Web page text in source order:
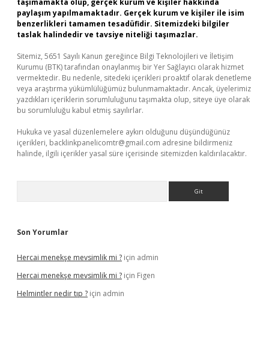
taşımamakta olup, gerçek kurum ve kişiler hakkında
paylaşım yapılmamaktadır. Gerçek kurum ve kişiler ile isim
benzerlikleri tamamen tesadüfidir. Sitemizdeki bilgiler
taslak halindedir ve tavsiye niteliği taşımazlar.
Sitemiz, 5651 Sayılı Kanun gereğince Bilgi Teknolojileri ve İletişim
Kurumu (BTK) tarafından onaylanmış bir Yer Sağlayıcı olarak hizmet
vermektedir. Bu nedenle, sitedeki içerikleri proaktif olarak denetleme
veya araştırma yükümlülüğümüz bulunmamaktadır. Ancak, üyelerimiz
yazdıkları içeriklerin sorumluluğunu taşımakta olup, siteye üye olarak
bu sorumluluğu kabul etmiş sayılırlar.
Hukuka ve yasal düzenlemelere aykırı olduğunu düşündüğünüz
içerikleri, backlinkpanelicomtr@gmail.com adresine bildirmeniz
halinde, ilgili içerikler yasal süre içerisinde sitemizden kaldırılacaktır.
Son Yorumlar
Hercai menekşe mevsimlik mi ? için admin
Hercai menekşe mevsimlik mi ? için Figen
Helmintler nedir tıp ? için admin